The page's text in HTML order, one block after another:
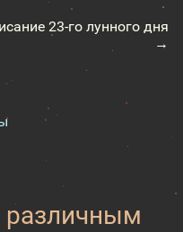
23-го лунного дня
→
различным